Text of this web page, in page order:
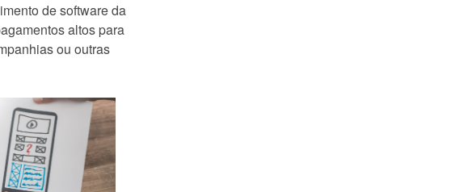
de software da
altos para
ou outras